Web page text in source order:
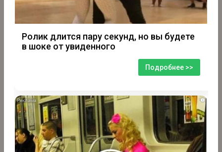
Ролик длится пару секунд, но вы будете
в шоке от увиденного
Подробнее >>
i